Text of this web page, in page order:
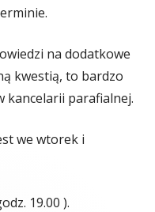
na dodatkowe
kwestią, to bardzo
parafialnej.
we wtorek i
19.00 ).